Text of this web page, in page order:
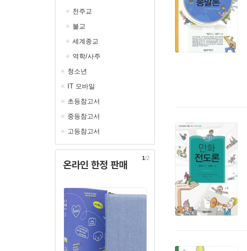
천주교
불교
세계종교
역학/사주
청소년
IT 모바일
초등참고서
중등참고서
고등참고서
온라인 한정 판매
1/2